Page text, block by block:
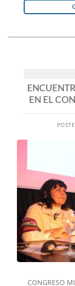
EN EL
CONGRESO